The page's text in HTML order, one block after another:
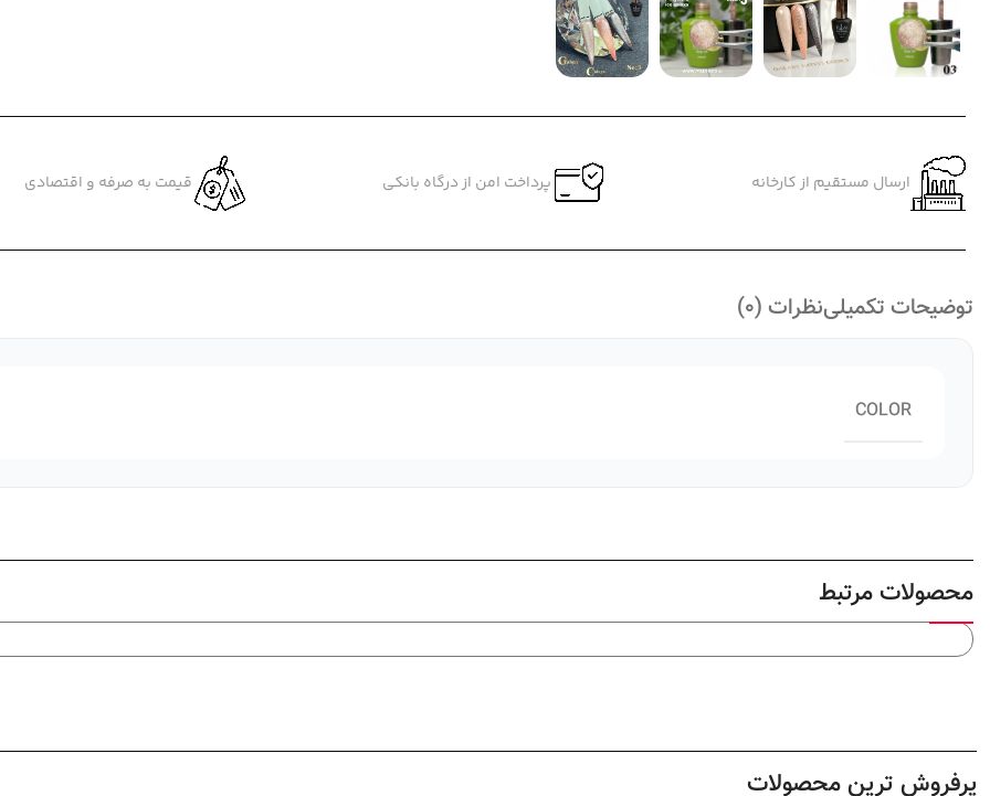
ارسال مستقیم از کارخانه پرداخت امن از درگاه بانکی قیمت به صرفه و اقتصادی
توضیحات تکمیلینظرات (0)
COLOR
محصولات مرتبط
پرفروش ترین محصولات